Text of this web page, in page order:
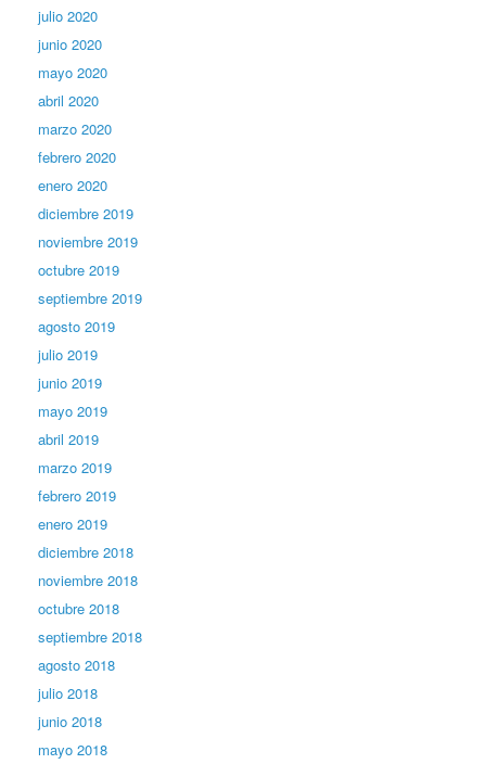
julio 2020
junio 2020
mayo 2020
abril 2020
marzo 2020
febrero 2020
enero 2020
diciembre 2019
noviembre 2019
octubre 2019
septiembre 2019
agosto 2019
julio 2019
junio 2019
mayo 2019
abril 2019
marzo 2019
febrero 2019
enero 2019
diciembre 2018
noviembre 2018
octubre 2018
septiembre 2018
agosto 2018
julio 2018
junio 2018
mayo 2018